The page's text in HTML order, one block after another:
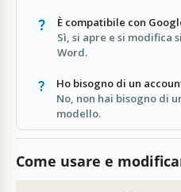
È compatibile con
Sì, si apre e si modifica
Word.
Ho bisogno di un
No, non hai bisogno di
modello.
Come usare e